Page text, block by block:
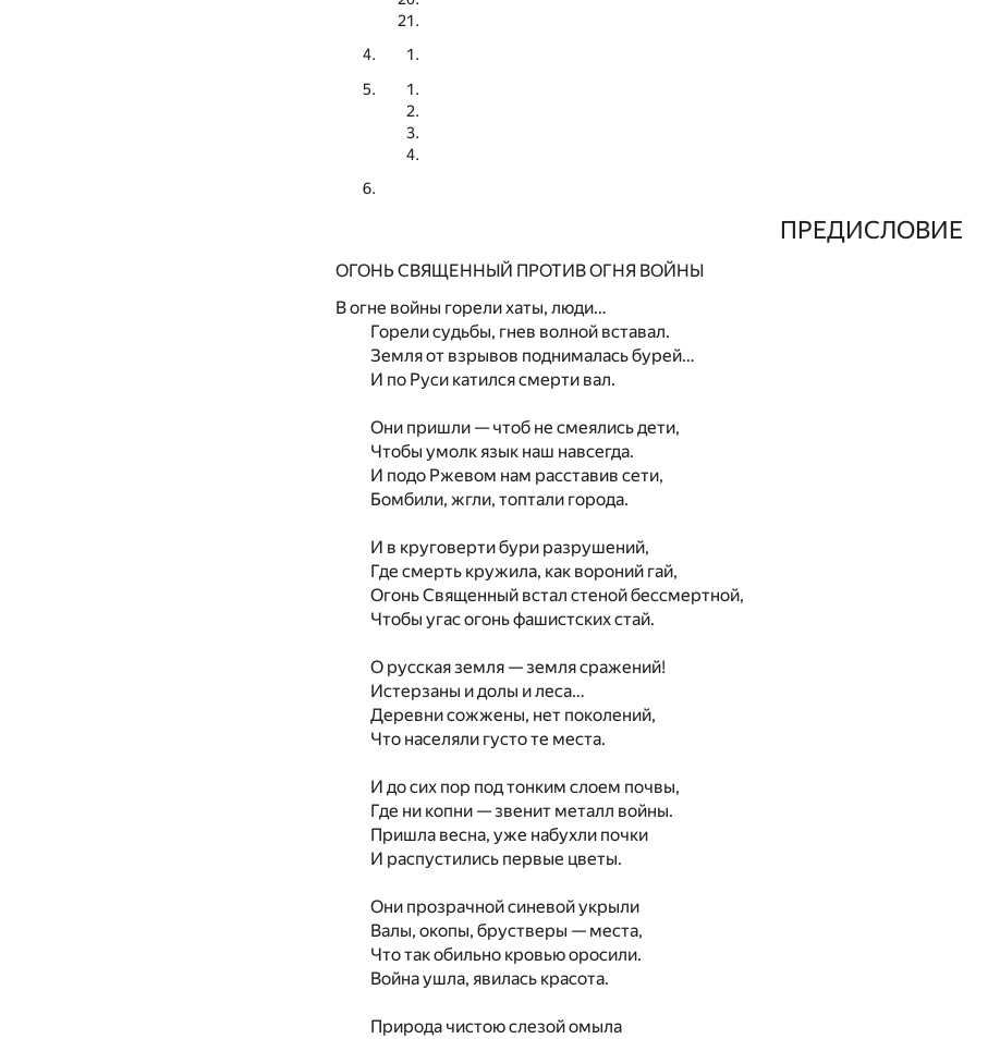
ПРЕДИСЛОВИЕ
ОГОНЬ СВЯЩЕННЫЙ ПРОТИВ ОГНЯ ВОЙНЫ
В огне войны горели хаты, люди…
Горели судьбы, гнев волной вставал.
Земля от взрывов поднималась бурей…
И по Руси катился смерти вал.
Они пришли — чтоб не смеялись дети,
Чтобы умолк язык наш навсегда.
И подо Ржевом нам расставив сети,
Бомбили, жгли, топтали города.
И в круговерти бури разрушений,
Где смерть кружила, как вороний гай,
Огонь Священный встал стеной бессмертной,
Чтобы угас огонь фашистских стай.
О русская земля — земля сражений!
Истерзаны и долы и леса…
Деревни сожжены, нет поколений,
Что населяли густо те места.
И до сих пор под тонким слоем почвы,
Где ни копни — звенит металл войны.
Пришла весна, уже набухли почки
И распустились первые цветы.
Они прозрачной синевой укрыли
Валы, окопы, брустверы — места,
Что так обильно кровью оросили.
Война ушла, явилась красота.
Природа чистою слезой омыла